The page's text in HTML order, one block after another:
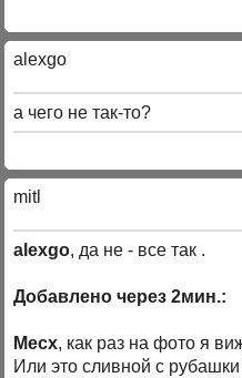
alexgo
а чего не так-то?
mitl
alexgo, да не - все так .
Добавлено через 2мин.:
Mecx, как раз на фото я
Или это сливной с